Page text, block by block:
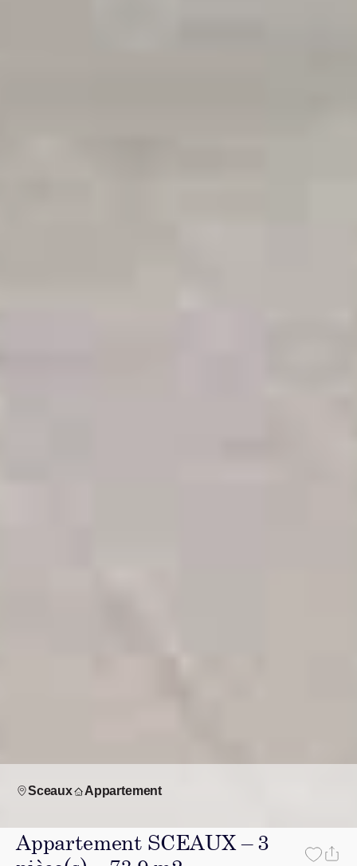
Sceaux Appartement
Appartement SCEAUX – 3